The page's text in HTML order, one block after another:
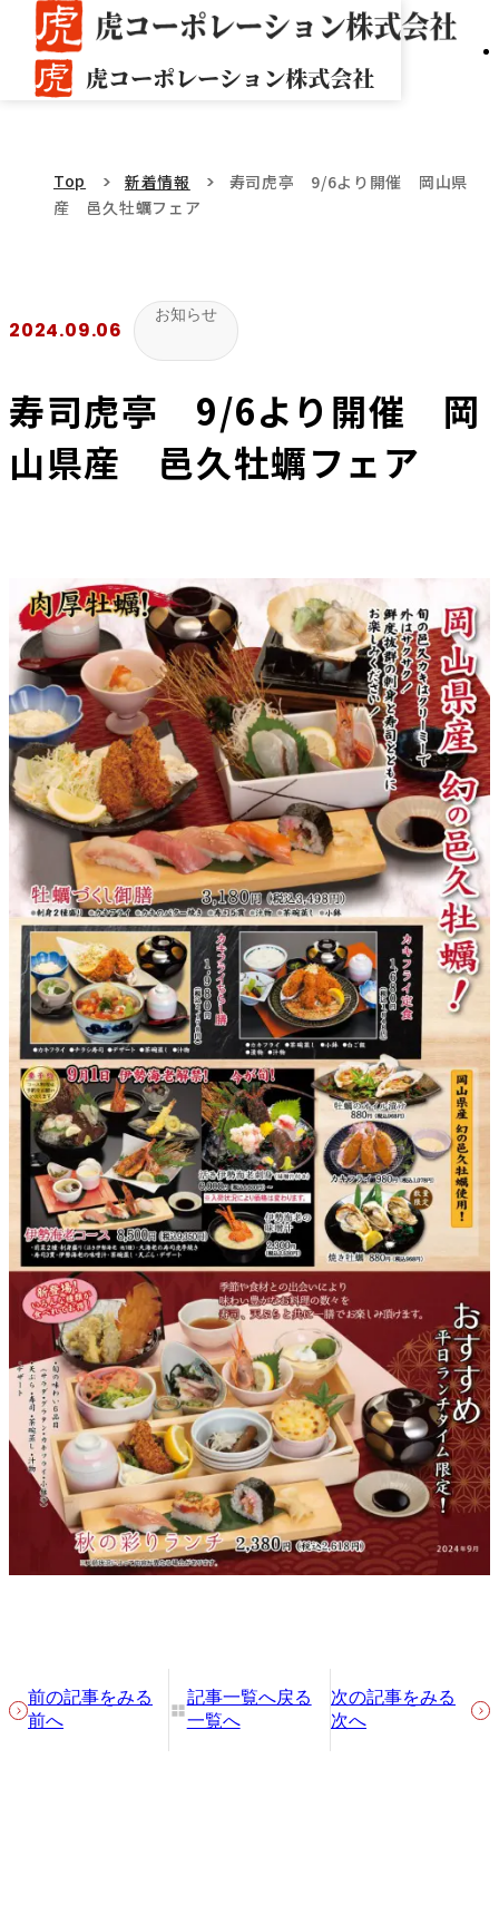
Top 新着情報
寿司虎亭 9/6より開催 岡山県
産 邑久牡蠣フェア
寿司虎亭 9/6より開催 岡
山県産 邑久牡蠣フェア
2024.09.06
お知らせ
前の記事をみる
前へ
記事一覧へ戻る
一覧へ
次の記事をみる
次へ